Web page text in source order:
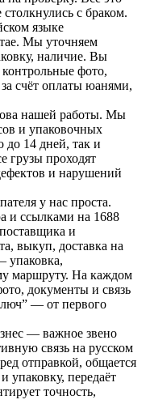
с браком.
языке
Мы уточняем
наличие. Вы
фото,
счёт оплаты юанями,
нашей работы. Мы
и упаковочных
до 14 дней, так и
грузы проходят
и нарушений
у нас проста.
и ссылками на 1688
и
выкуп, доставка на
упаковка,
маршруту. На каждом
документы и связь
— от первого
— важное звено
связь на русском
отправкой, общается
упаковку, передаёт
точность,